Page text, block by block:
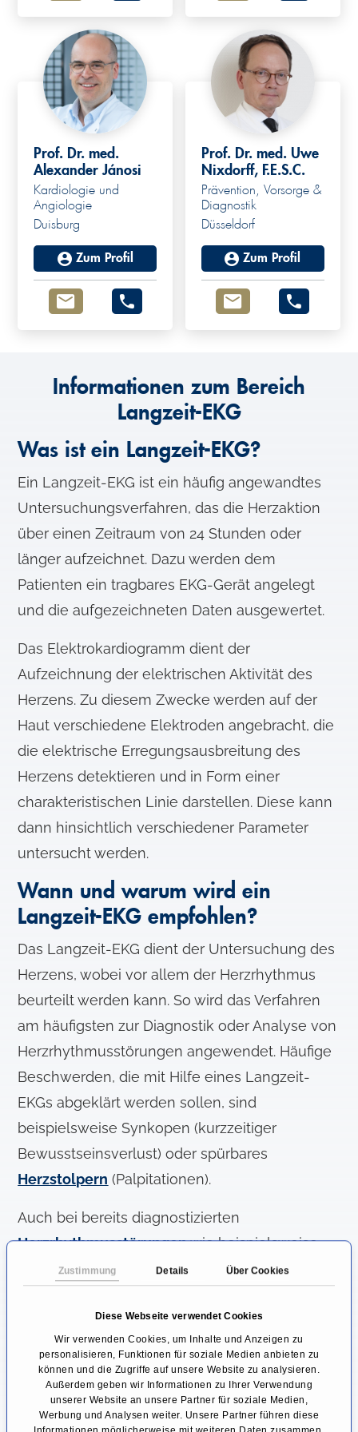
Zustimmung Details Über Cookies
Diese Webseite verwendet Cookies
Wir verwenden Cookies, um Inhalte und Anzeigen zu
personalisieren, Funktionen für soziale Medien anbieten zu
können und die Zugriffe auf unsere Website zu analysieren.
Außerdem geben wir Informationen zu Ihrer Verwendung
unserer Website an unsere Partner für soziale Medien,
Werbung und Analysen weiter. Unsere Partner führen diese
Prof. Dr. med.
Alexander Jánosi
Kardiologie und
Angiologie
Duisburg
Zum Profil
Prof. Dr. med. Uwe
Nixdorff, F.E.S.C.
Prävention, Vorsorge &
Diagnostik
Düsseldorf
Zum Profil
Informationen zum Bereich
Langzeit-EKG
Was ist ein Langzeit-EKG?
Ein Langzeit-EKG ist ein häufig angewandtes
Untersuchungsverfahren, das die Herzaktion
über einen Zeitraum von 24 Stunden oder
länger aufzeichnet. Dazu werden dem
Patienten ein tragbares EKG-Gerät angelegt
und die aufgezeichneten Daten ausgewertet.
Das Elektrokardiogramm dient der
Aufzeichnung der elektrischen Aktivität des
Herzens. Zu diesem Zwecke werden auf der
Haut verschiedene Elektroden angebracht, die
die elektrische Erregungsausbreitung des
Herzens detektieren und in Form einer
charakteristischen Linie darstellen. Diese kann
dann hinsichtlich verschiedener Parameter
untersucht werden.
Wann und warum wird ein
Langzeit-EKG empfohlen?
Das Langzeit-EKG dient der Untersuchung des
Herzens, wobei vor allem der Herzrhythmus
beurteilt werden kann. So wird das Verfahren
am häufigsten zur Diagnostik oder Analyse von
Herzrhythmusstörungen angewendet. Häufige
Beschwerden, die mit Hilfe eines Langzeit-
EKGs abgeklärt werden sollen, sind
beispielsweise Synkopen (kurzzeitiger
Bewusstseinsverlust) oder spürbares
Herzstolpern (Palpitationen).
Auch bei bereits diagnostizierten
Herzrhythmusstörungenwie beispielsweise
Vorhofflimmern
, die mit einer Medikation
Kontrolle eingesetzt.
Vorteile bietet das Verfahren vor allem zur
Diagnostik von Beschwerden, die nur zeitweise
auftreten und daher bei der Aufzeichnung